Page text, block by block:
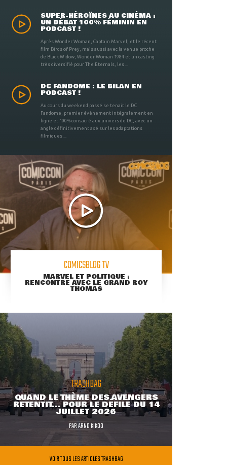
SUPER-HÉROÏNES AU CINÉMA :
UN DÉBAT 100% FÉMININ EN
PODCAST !
Après Wonder Woman, Captain Marvel, et le récent
film Birds of Prey, mais aussi avec la venue proche
de Black Widow, Wonder Woman 1984 et un casting
très diversifié pour The Eternals, les ...
DC FANDOME : LE BILAN EN
PODCAST !
Au cours du weekend passé se tenait le DC
Fandome, premier évènement intégralement en
ligne et 100% consacré aux univers de DC, avec un
angle définitivement axé sur les adaptations
filmiques ...
COMICSBLOG TV
MARVEL ET POLITIQUE :
RENCONTRE AVEC LE GRAND ROY
THOMAS
TRASHBAG
QUAND LE THÈME DES AVENGERS
RETENTIT... POUR LE DÉFILÉ DU 14
JUILLET 2026
PARARNO KIKOO
VOIR TOUS LES ARTICLES TRASHBAG